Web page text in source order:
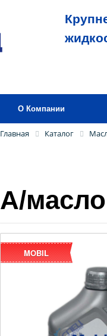
О Компании
Главная Каталог
А/масло
MOBIL